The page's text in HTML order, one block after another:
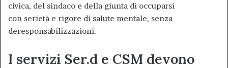
civica, del sindaco e della giunta di occuparsi
con serietà e rigore di salute mentale, senza
deresponsabilizzazioni.
I servizi Ser.d e CSM devono